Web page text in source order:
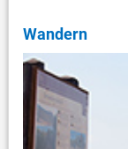
Wandern